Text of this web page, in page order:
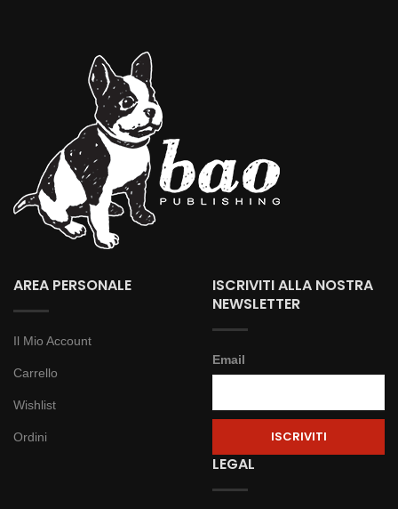
AREA PERSONALE
Il Mio Account
Carrello
Wishlist
Ordini
ISCRIVITI ALLA NOSTRA
NEWSLETTER
Email
LEGAL